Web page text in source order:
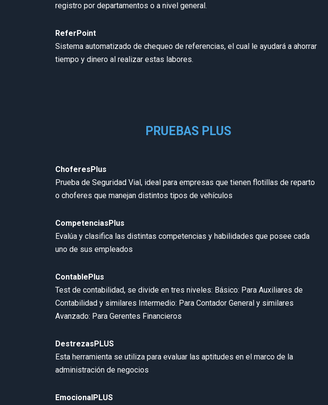
registro por departamentos o a nivel general.
ReferPoint
Sistema automatizado de chequeo de referencias, el cual le ayudará a ahorrar
tiempo y dinero al realizar estas labores.
PRUEBAS PLUS
ChoferesPlus
Prueba de Seguridad Vial, ideal para empresas que tienen flotillas de reparto
o choferes que manejan distintos tipos de vehículos
CompetenciasPlus
Evalúa y clasifica las distintas competencias y habilidades que posee cada
uno de sus empleados
ContablePlus
Test de contabilidad, se divide en tres niveles: Básico: Para Auxiliares de
Contabilidad y similares Intermedio: Para Contador General y similares
Avanzado: Para Gerentes Financieros
DestrezasPLUS
Esta herramienta se utiliza para evaluar las aptitudes en el marco de la
administración de negocios
EmocionalPLUS